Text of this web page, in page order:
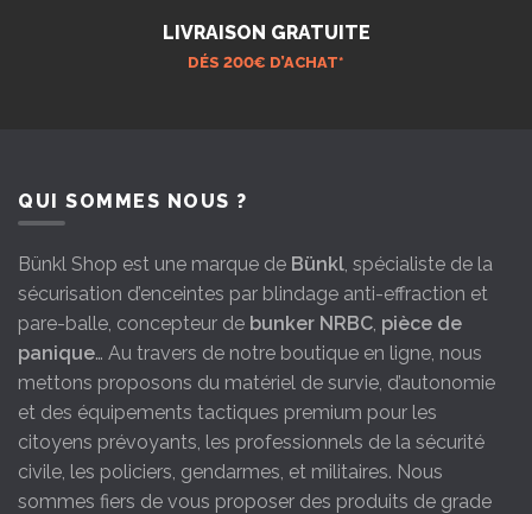
LIVRAISON GRATUITE
DÉS 200€ D’ACHAT*
QUI SOMMES NOUS ?
Bünkl Shop est une marque de Bünkl , spécialiste de la
sécurisation d’enceintes par blindage anti-effraction et
pare-balle, concepteur de bunker NRBC pièce de
panique… Au travers de notre boutique en ligne, nous
mettons proposons du matériel de survie, d’autonomie
et des équipements tactiques premium pour les
citoyens prévoyants, les professionnels de la sécurité
civile, les policiers, gendarmes, et militaires. Nous
sommes fiers de vous proposer des produits de grade